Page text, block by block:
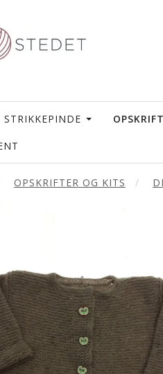
STRIKKEPINDE
OPSKRIFTER OG KITS